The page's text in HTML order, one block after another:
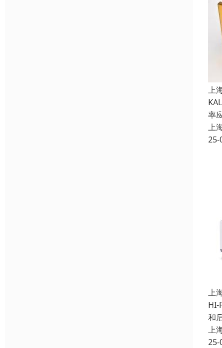
上
率
上
25-
上
HI-
和
上
25-